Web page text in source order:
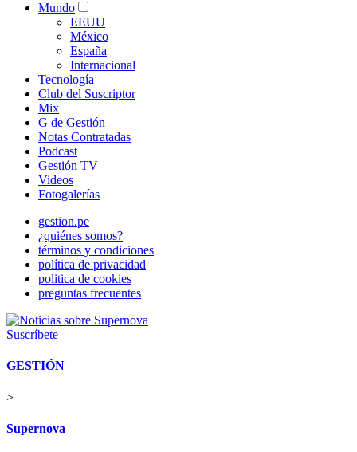
Mundo
EEUU
México
España
Internacional
Tecnología
Club del Suscriptor
Mix
G de Gestión
Notas Contratadas
Podcast
Gestión TV
Videos
Fotogalerías
gestion.pe
¿quiénes somos?
términos y condiciones
política de privacidad
politica de cookies
preguntas frecuentes
Suscríbete
GESTIÓN
>
Supernova